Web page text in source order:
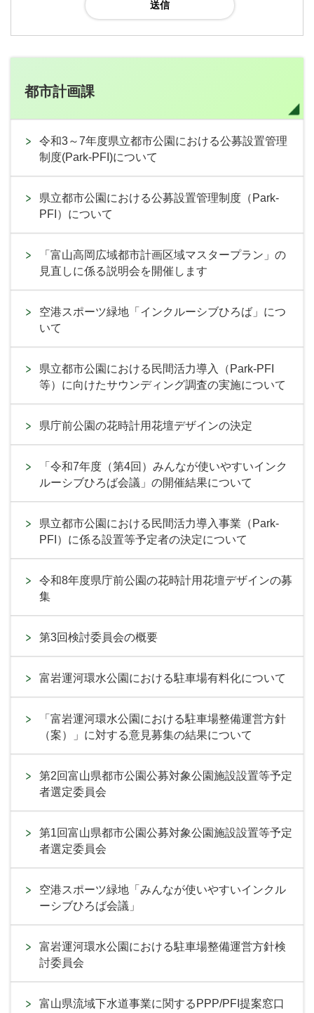
都市計画課
令和3～7年度県立都市公園における公募設置管理
制度(Park-PFI)について
県立都市公園における公募設置管理制度（Park-
PFI）について
「富山高岡広域都市計画区域マスタープラン」の
見直しに係る説明会を開催します
空港スポーツ緑地「インクルーシブひろば」につ
いて
県立都市公園における民間活力導入（Park-PFI
等）に向けたサウンディング調査の実施について
県庁前公園の花時計用花壇デザインの決定
「令和7年度（第4回）みんなが使いやすいインク
ルーシブひろば会議」の開催結果について
県立都市公園における民間活力導入事業（Park-
PFI）に係る設置等予定者の決定について
令和8年度県庁前公園の花時計用花壇デザインの募
集
第3回検討委員会の概要
富岩運河環水公園における駐車場有料化について
「富岩運河環水公園における駐車場整備運営方針
（案）」に対する意見募集の結果について
第2回富山県都市公園公募対象公園施設設置等予定
者選定委員会
第1回富山県都市公園公募対象公園施設設置等予定
者選定委員会
空港スポーツ緑地「みんなが使いやすいインクル
ーシブひろば会議」
富岩運河環水公園における駐車場整備運営方針検
討委員会
富山県流域下水道事業に関するPPP/PFI提案窓口